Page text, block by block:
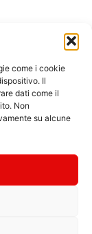
come i cookie
Il
dati come il
Non
su alcune
| Foto: Ivan